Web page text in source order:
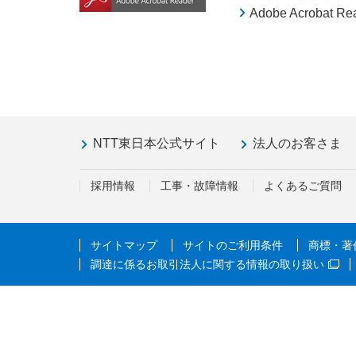
Adobe Acrobat
NTT東日本公式サイト 法人のお客さま
採用情報 工事・故障情報 よくあるご質問
サイトマップ サイトのご利用条件
商標・著
調達に係るお取引法人に関する情報の取り扱い